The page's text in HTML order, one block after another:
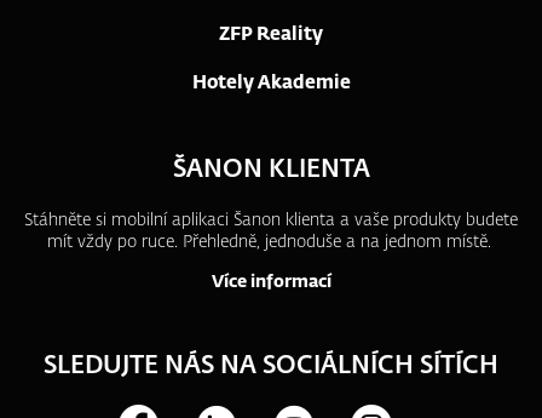
ZFP Reality
Hotely Akademie
ŠANON KLIENTA
Stáhněte si mobilní aplikaci Šanon klienta a vaše produkty budete
mít vždy po ruce. Přehledně, jednoduše a na jednom místě.
Více informací
SLEDUJTE NÁS NA SOCIÁLNÍCH SÍTÍCH